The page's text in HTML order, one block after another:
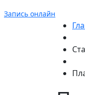
Запись онлайн